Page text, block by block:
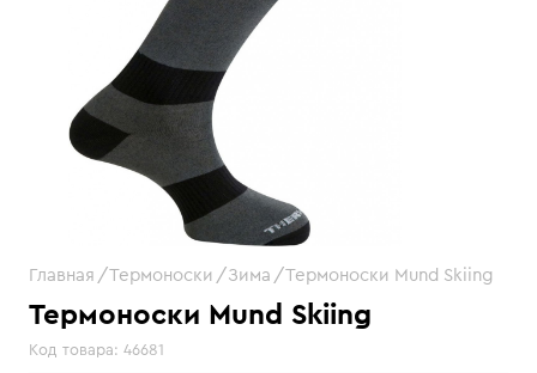
Термоноски Mund Skiing
Код товара: 46681
Главная Термоноски Зима Термоноски Mund Skiing